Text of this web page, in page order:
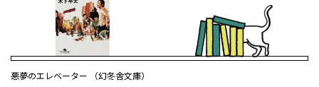
悪夢のエレベーター （幻冬舎文庫）